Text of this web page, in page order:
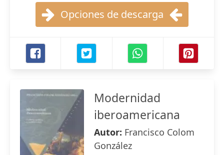
Opciones de descarga
Modernidad
iberoamericana
Autor: Francisco Colom
González